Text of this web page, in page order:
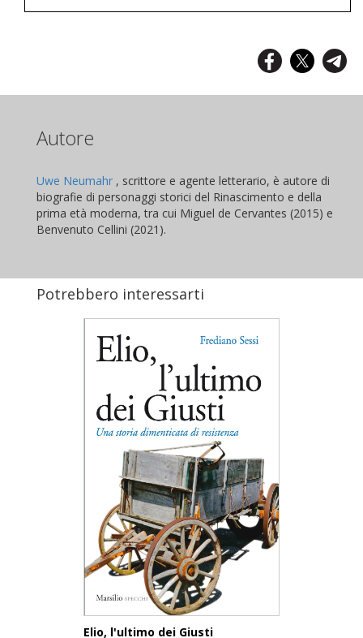
Autore
Uwe Neumahr , scrittore e agente letterario, è autore di
biografie di personaggi storici del Rinascimento e della
prima età moderna, tra cui Miguel de Cervantes (2015) e
Benvenuto Cellini (2021).
Potrebbero interessarti
Elio, l'ultimo dei Giusti